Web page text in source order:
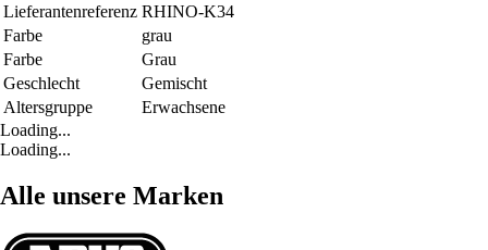
Lieferantenreferenz RHINO-K34
Farbe
grau
Farbe
Grau
Geschlecht
Gemischt
Altersgruppe
Erwachsene
Loading...
Loading...
Alle unsere Marken